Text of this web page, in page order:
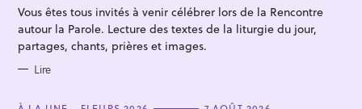
I
E
S
Vous êtes tous invités à venir célébrer lors de la Rencontre
autour la Parole. Lecture des textes de la liturgie du jour,
partages, chants, prières et images.
Lire